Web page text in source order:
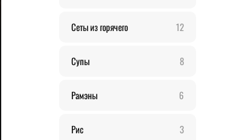
Сеты из горячего 12
Супы 8
Рамэны 6
Рис 3